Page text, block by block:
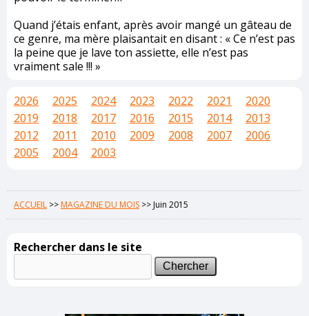
Quand j’étais enfant, après avoir mangé un gâteau de
ce genre, ma mère plaisantait en disant : « Ce n’est pas
la peine que je lave ton assiette, elle n’est pas
vraiment sale !!! »
2026 2025 2024 2023 2022 2021
2020
2019
2018 2017 2016 2015 2014
2013
2012
2011 2010 2009 2008 2007
2006
2005
2004 2003
ACCUEIL >>MAGAZINE DU MOIS >>Juin 2015
Rechercher dans le site